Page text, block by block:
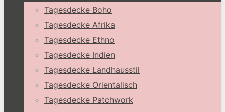
Tagesdecke Boho
Tagesdecke Afrika
Tagesdecke Ethno
Tagesdecke Indien
Tagesdecke Landhausstil
Tagesdecke Orientalisch
Tagesdecke Patchwork